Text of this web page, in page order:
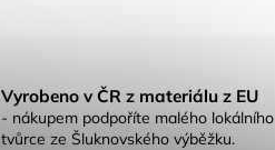
Vyrobeno v ČR z materiálu z EU
- nákupem podpoříte malého lokálního
tvůrce ze Šluknovského výběžku.